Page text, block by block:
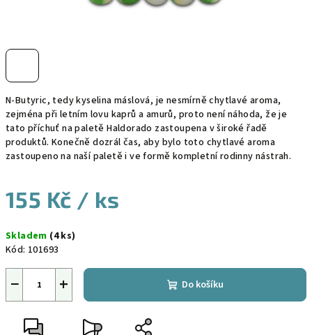
N-Butyric, tedy kyselina máslová, je nesmírně chytlavé aroma,
zejména při letním lovu kaprů a amurů, proto není náhoda, že je
tato příchuť na paletě Haldorado zastoupena v široké řadě
produktů. Konečně dozrál čas, aby bylo toto chytlavé aroma
zastoupeno na naší paletě i ve formě kompletní rodinny nástrah.
155 Kč / ks
cena:
Skladem (4 ks)
Kód: 101693
+
− Do košíku